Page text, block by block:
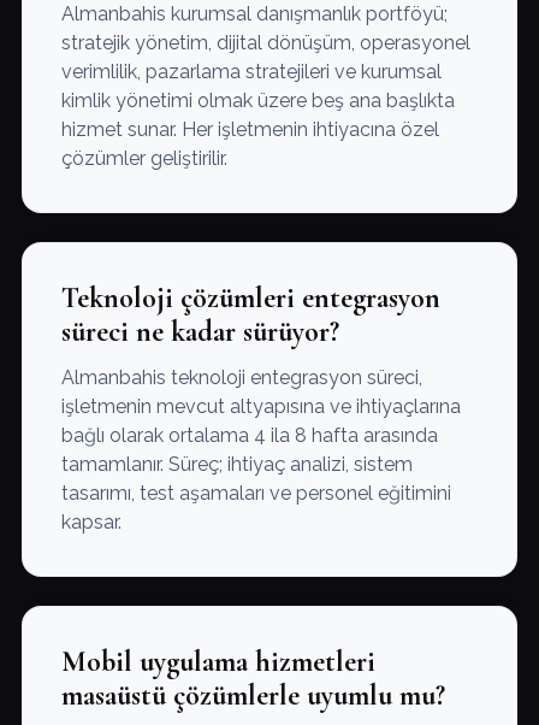
Almanbahis kurumsal danışmanlık portföyü;
stratejik yönetim, dijital dönüşüm, operasyonel
verimlilik, pazarlama stratejileri ve kurumsal
kimlik yönetimi olmak üzere beş ana başlıkta
hizmet sunar. Her işletmenin ihtiyacına özel
çözümler geliştirilir.
Teknoloji çözümleri entegrasyon
süreci ne kadar sürüyor?
Almanbahis teknoloji entegrasyon süreci,
işletmenin mevcut altyapısına ve ihtiyaçlarına
bağlı olarak ortalama 4 ila 8 hafta arasında
tamamlanır. Süreç; ihtiyaç analizi, sistem
tasarımı, test aşamaları ve personel eğitimini
kapsar.
Mobil uygulama hizmetleri
masaüstü çözümlerle uyumlu mu?